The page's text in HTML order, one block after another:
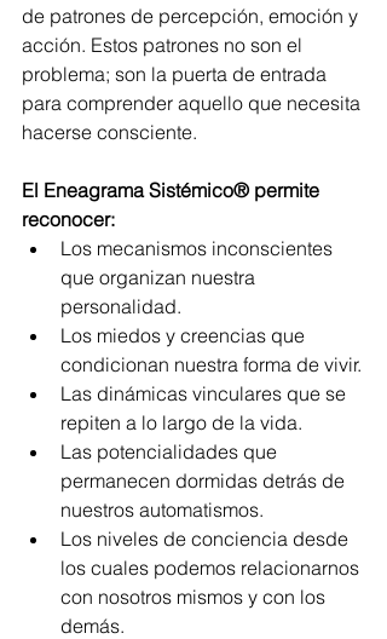
de patrones de percepción, emoción y
acción. Estos patrones no son el
problema; son la puerta de entrada
para comprender aquello que necesita
hacerse consciente.
El Eneagrama Sistémico® permite
reconocer:
Los mecanismos inconscientes
que organizan nuestra
personalidad.
Los miedos y creencias que
condicionan nuestra forma de vivir.
Las dinámicas vinculares que se
repiten a lo largo de la vida.
Las potencialidades que
permanecen dormidas detrás de
nuestros automatismos.
Los niveles de conciencia desde
los cuales podemos relacionarnos
con nosotros mismos y con los
demás.